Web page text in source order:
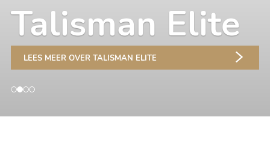
Talisman Elite
LEES MEER OVER TALISMAN ELITE